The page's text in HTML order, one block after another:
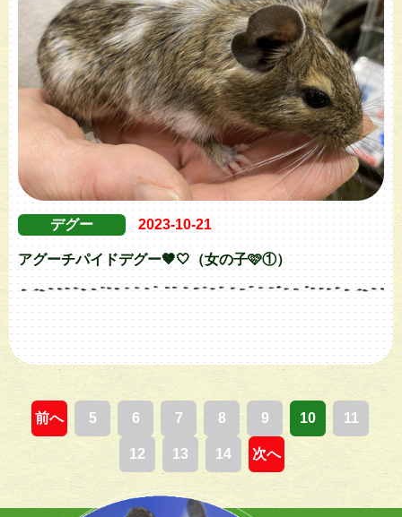
デグー 2023-10-21
アグーチパイドデグー🤎🤍（女の子🩷①）
前へ 5 6 7 8 9 10 11
12 13 14 次へ